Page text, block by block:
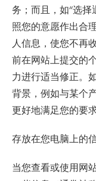
务；而且，如“选择
照您的意愿作出合
人信息，使您不再
前在网站上提交的
力进行适当修正。
背景，例如与某个
更好地满足您的要求
存放在您电脑上的
当您查看或使用网